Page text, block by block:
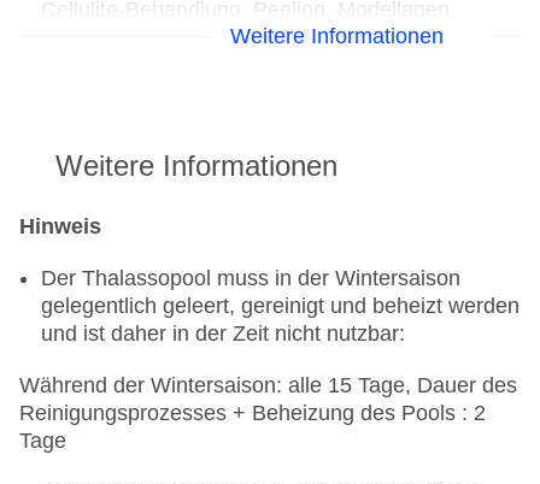
Cellulite-Behandlung, Peeling, Modellagen,
Gesichtsbehandlung, Maniküre, Pediküre
Weitere Informationen
Weitere Informationen
Hinweis
Der Thalassopool muss in der Wintersaison
gelegentlich geleert, gereinigt und beheizt werden
und ist daher in der Zeit nicht nutzbar:
Während der Wintersaison: alle 15 Tage, Dauer des
Reinigungsprozesses + Beheizung des Pools : 2
Tage